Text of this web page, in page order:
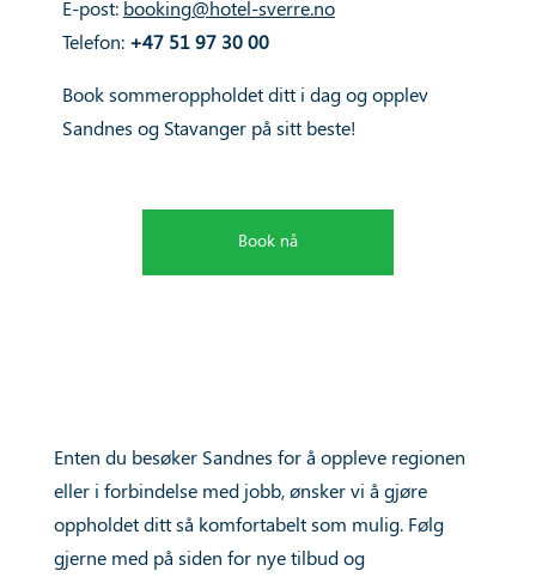
E-post: booking@hotel-sverre.no
Telefon: +47 51 97 30 00
Book sommeroppholdet ditt i dag og opplev
Sandnes og Stavanger på sitt beste!
Book nå
Enten du besøker Sandnes for å oppleve regionen
eller i forbindelse med jobb, ønsker vi å gjøre
oppholdet ditt så komfortabelt som mulig. Følg
gjerne med på siden for nye tilbud og